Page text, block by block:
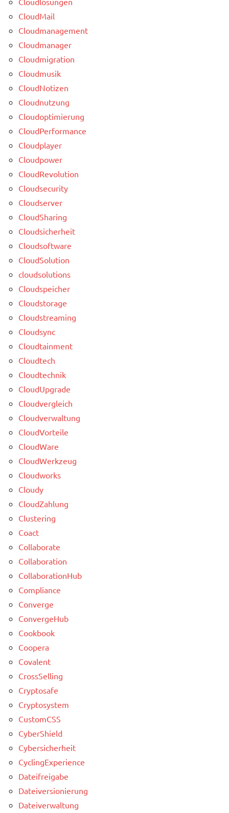
CloudMail
Cloudmanagement
Cloudmanager
Cloudmigration
Cloudmusik
CloudNotizen
Cloudnutzung
Cloudoptimierung
CloudPerformance
Cloudplayer
Cloudpower
CloudRevolution
Cloudsecurity
Cloudserver
CloudSharing
Cloudsicherheit
Cloudsoftware
CloudSolution
cloudsolutions
Cloudspeicher
Cloudstorage
Cloudstreaming
Cloudsync
Cloudtainment
Cloudtech
Cloudtechnik
CloudUpgrade
Cloudvergleich
Cloudverwaltung
CloudVorteile
CloudWare
CloudWerkzeug
Cloudworks
Cloudy
CloudZahlung
Clustering
Coact
Collaborate
Collaboration
CollaborationHub
Compliance
Converge
ConvergeHub
Cookbook
Coopera
Covalent
CrossSelling
Cryptosafe
Cryptosystem
CustomCSS
CyberShield
Cybersicherheit
CyclingExperience
Dateifreigabe
Dateiversionierung
Dateiverwaltung